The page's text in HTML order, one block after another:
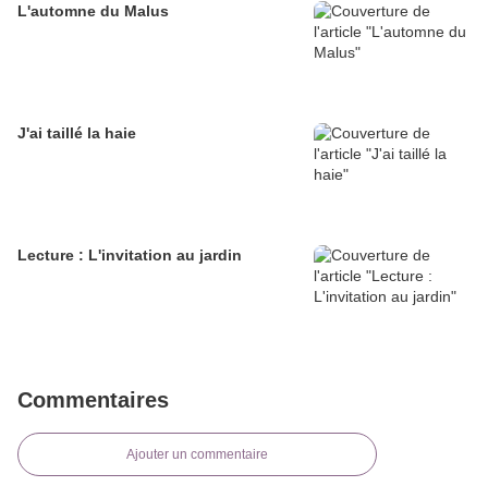
L'automne du Malus
J'ai taillé la haie
Lecture : L'invitation au jardin
Commentaires
Ajouter un commentaire